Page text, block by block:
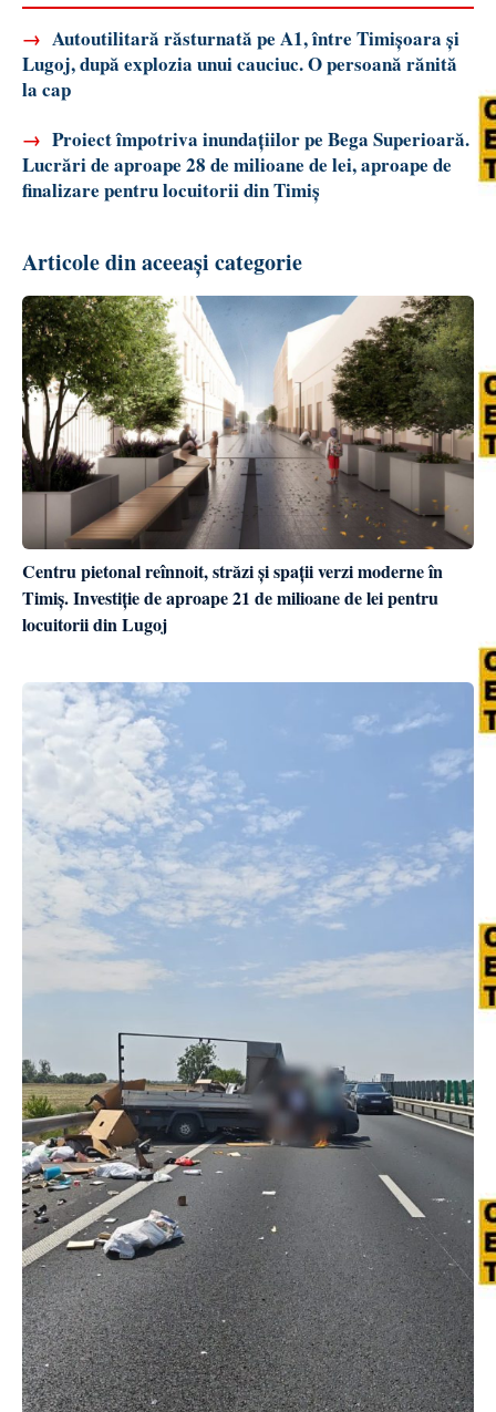
→ Autoutilitară răsturnată pe A1, între Timișoara și
Lugoj, după explozia unui cauciuc. O persoană rănită
la cap
→ Proiect împotriva inundațiilor pe Bega Superioară.
Lucrări de aproape 28 de milioane de lei, aproape de
finalizare pentru locuitorii din Timiș
Articole din aceeași categorie
Centru pietonal reînnoit, străzi și spații verzi moderne în
Timiș. Investiție de aproape 21 de milioane de lei pentru
locuitorii din Lugoj